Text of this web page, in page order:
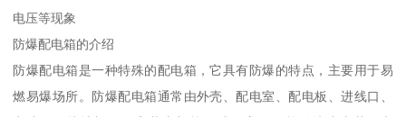
电压等现象
防爆配电箱的介绍
防爆配电箱是一种特殊的配电箱，它具有防爆的特点，主要用于易
燃易爆场所。防爆配电箱通常由外壳、配电室、配电板、进线口、